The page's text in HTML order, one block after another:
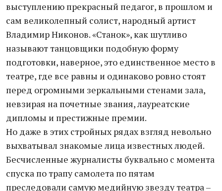
выступлению прекрасный педагог, в прошлом и
сам великолепный солист, народный артист
Владимир Никонов. «Станок», как шутливо
называют танцовщики подобную форму
подготовки, наверное, это единственное место в
театре, где все равны и одинаково ровно стоят
перед огромными зеркальными стенами зала,
невзирая на почетные звания, лауреатские
дипломы и престижные премии.
Но даже в этих стройных рядах взгляд невольно
выхватывал знакомые лица известных людей.
Бесчисленные журналисты буквально с момента
спуска по трапу самолета по пятам
преследовали самую медийную звезду театра –